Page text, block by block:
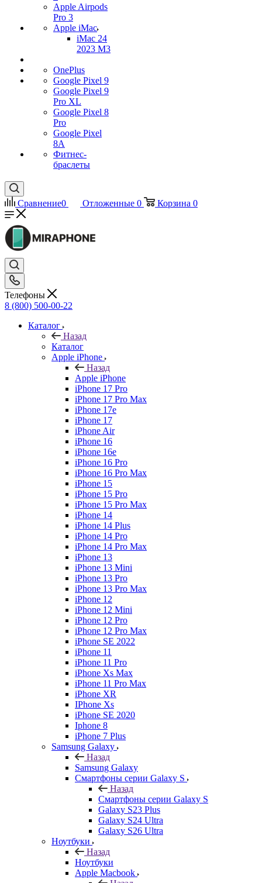
Apple Airpods
Pro 3
Apple iMac
iMac 24
2023 M3
OnePlus
Google Pixel 9
Google Pixel 9
Pro XL
Google Pixel 8
Pro
Google Pixel
8A
Фитнес-
браслеты
Сравнение0 Отложенные 0 Корзина 0
Телефоны
8 (800) 500-00-22
Каталог
Назад
Каталог
Apple iPhone
Назад
Apple iPhone
iPhone 17 Pro
iPhone 17 Pro Max
iPhone 17e
iPhone 17
iPhone Air
iPhone 16
iPhone 16e
iPhone 16 Pro
iPhone 16 Pro Max
iPhone 15
iPhone 15 Pro
iPhone 15 Pro Max
iPhone 14
iPhone 14 Plus
iPhone 14 Pro
iPhone 14 Pro Max
iPhone 13
iPhone 13 Mini
iPhone 13 Pro
iPhone 13 Pro Max
iPhone 12
iPhone 12 Mini
iPhone 12 Pro
iPhone 12 Pro Max
iPhone SE 2022
iPhone 11
iPhone 11 Pro
iPhone Xs Max
iPhone 11 Pro Max
iPhone XR
IPhone Xs
iPhone SE 2020
Iphone 8
iPhone 7 Plus
Samsung Galaxy
Назад
Samsung Galaxy
Смартфоны серии Galaxy S
Назад
Смартфоны серии Galaxy S
Galaxy S23 Plus
Galaxy S24 Ultra
Galaxy S26 Ultra
Ноутбуки
Назад
Ноутбуки
Apple Macbook